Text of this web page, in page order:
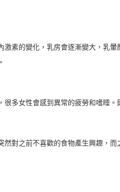
素的變化，乳房會逐漸變大，乳
多女性會感到異常的疲勞和嗜睡。
對之前不喜歡的食物產生興趣，